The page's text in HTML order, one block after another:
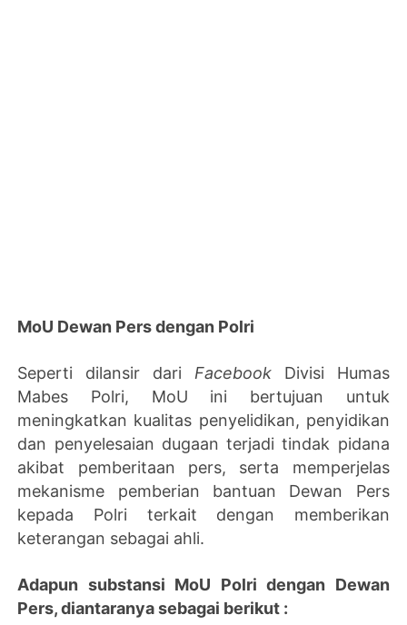
MoU Dewan Pers dengan Polri
Seperti dilansir dari FacebookDivisi Humas
Mabes Polri, MoU ini bertujuan untuk
meningkatkan kualitas penyelidikan, penyidikan
dan penyelesaian dugaan terjadi tindak pidana
akibat pemberitaan pers, serta memperjelas
mekanisme pemberian bantuan Dewan Pers
kepada Polri terkait dengan memberikan
keterangan sebagai ahli.
Adapun substansi MoU Polri dengan Dewan
Pers, diantaranya sebagai berikut :